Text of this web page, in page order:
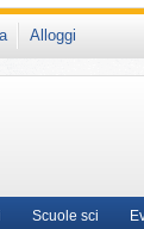
chiave
…Trento
Alloggi
Scuole sci